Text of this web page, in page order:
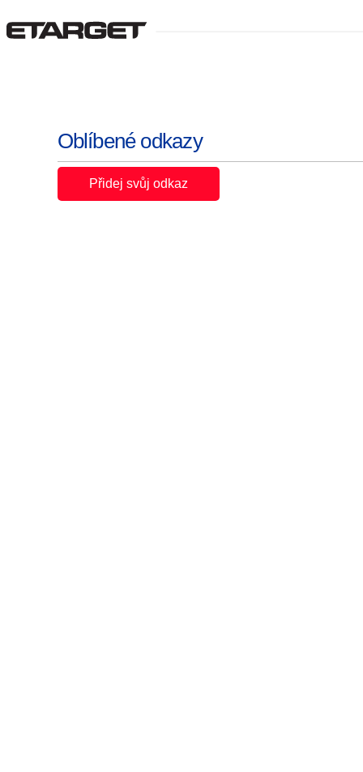
Oblíbené odkazy
Přidej svůj odkaz